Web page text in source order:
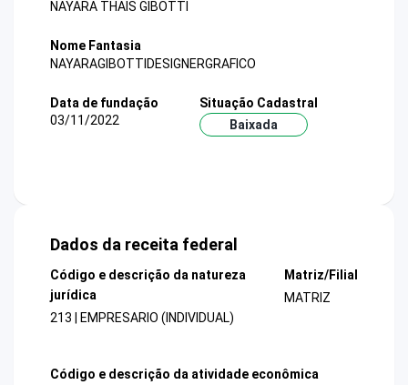
NAYARA THAIS GIBOTTI
Nome Fantasia
NAYARAGIBOTTIDESIGNERGRAFICO
Data de fundação
03/11/2022
Situação Cadastral
Baixada
Dados da receita federal
Código e descrição da natureza
jurídica
213 | EMPRESARIO (INDIVIDUAL)
Matriz/Filial
MATRIZ
Código e descrição da atividade econômica